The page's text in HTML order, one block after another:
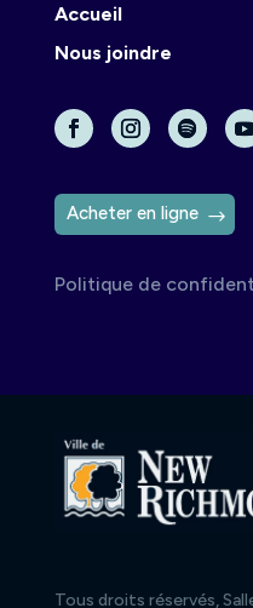
Accueil
Nous joindre
Acheter en ligne
Politique de
Tous droits réservés,